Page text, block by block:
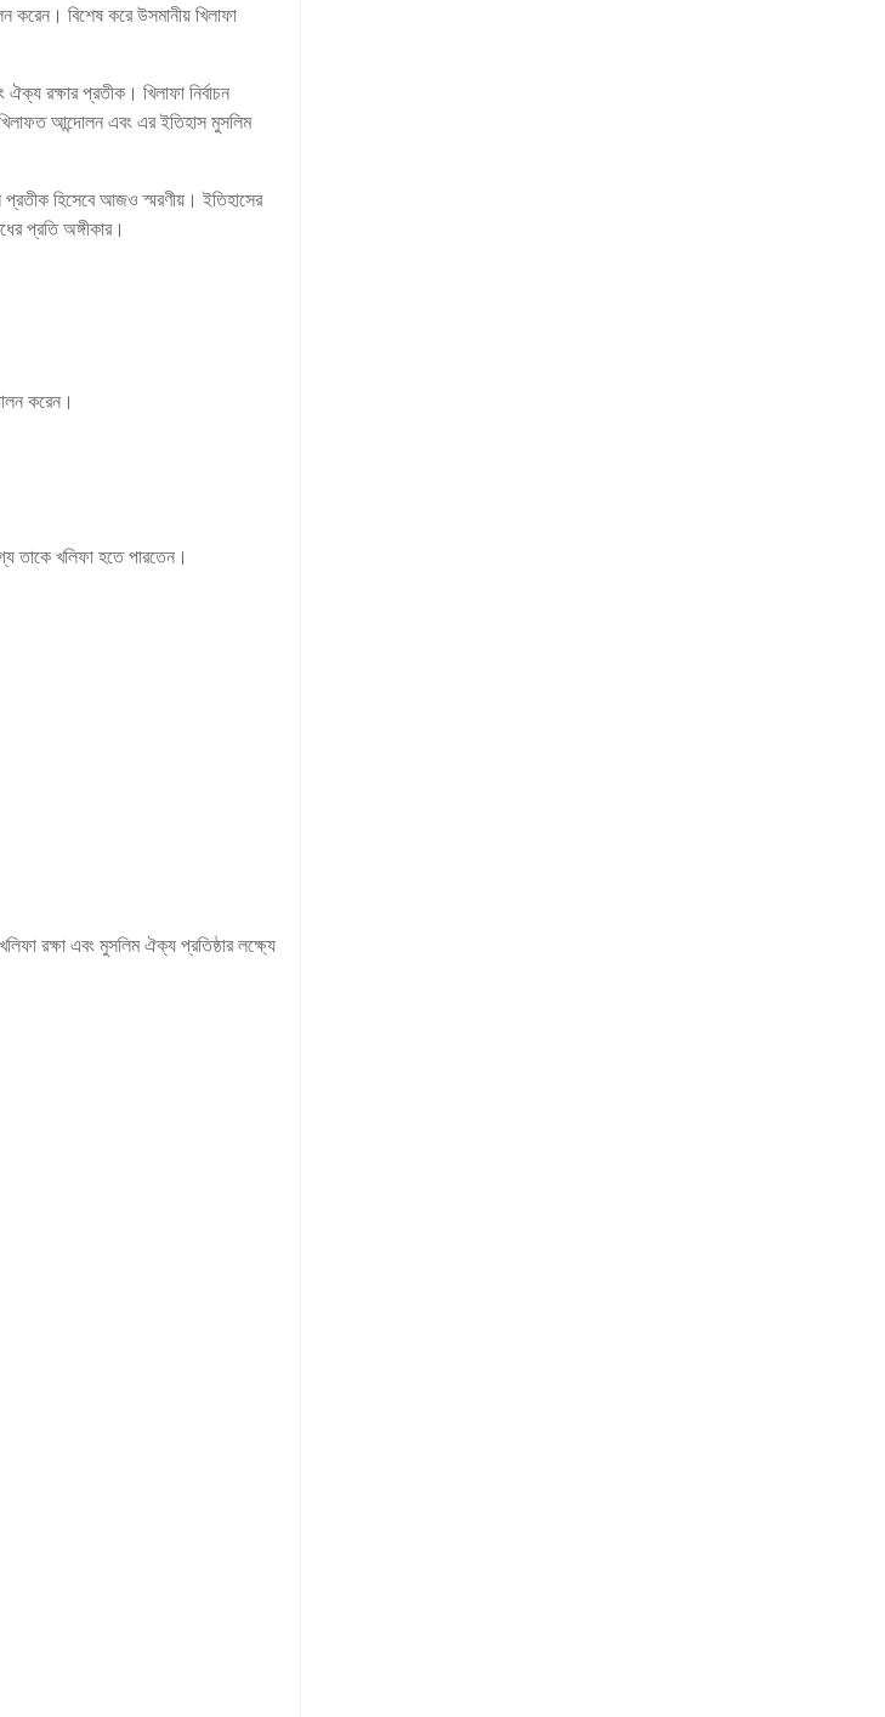
করেন। বিশেষ করে উসমানীয় খিলাফা
রক্ষার প্রতীক। খিলাফা নির্বাচন
আন্দোলন এবং এর ইতিহাস মুসলিম
হিসেবে আজও স্মরণীয়। ইতিহাসের
প্রতি অঙ্গীকার।
করেন।
তাকে খলিফা হতে পারতেন।
রক্ষা এবং মুসলিম ঐক্য প্রতিষ্ঠার লক্ষ্যে